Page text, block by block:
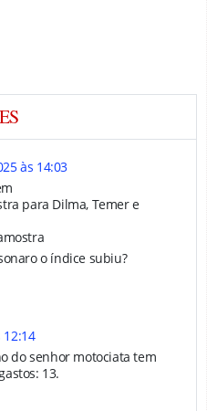
às 14:03
para Dilma, Temer e
o índice subiu?
12:14
do senhor motociata tem
13.